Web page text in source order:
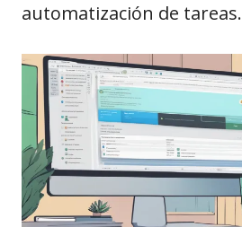
automatización de tareas.